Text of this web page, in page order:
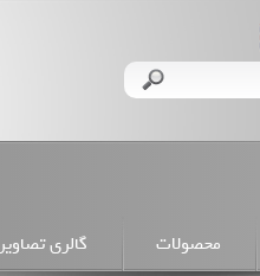
محصولات گالری تصاویر